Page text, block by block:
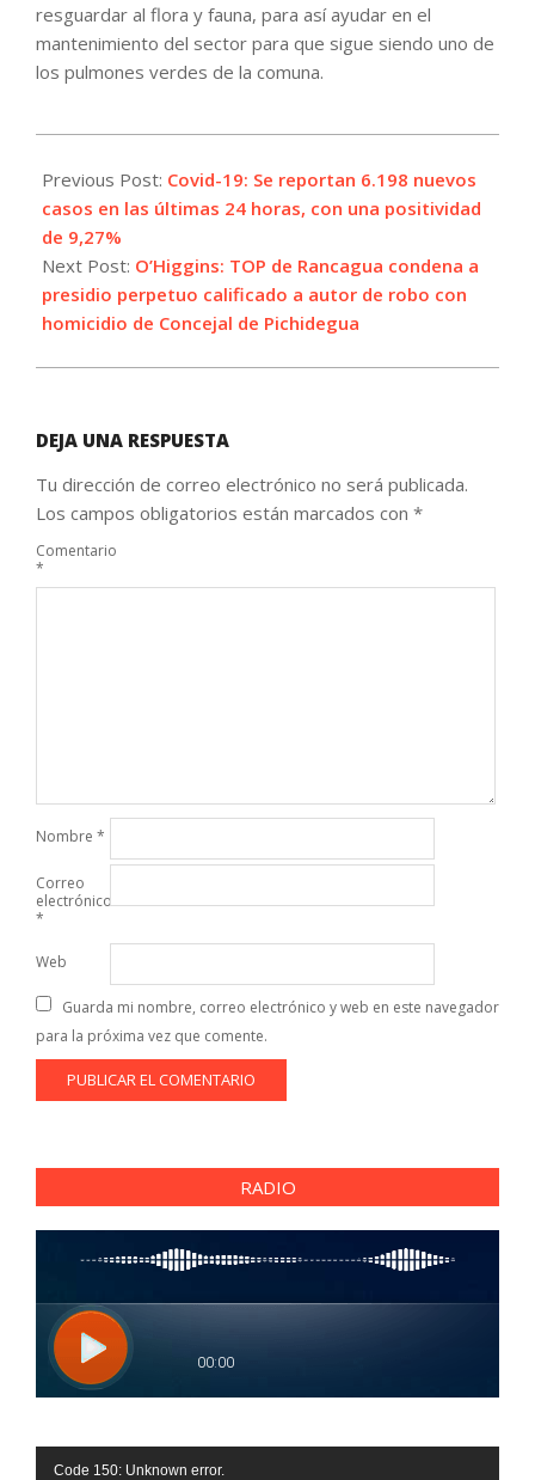
resguardar al flora y fauna, para así ayudar en el
mantenimiento del sector para que sigue siendo uno de
los pulmones verdes de la comuna.
05-
20
Previous Post: Covid-19: Se reportan 6.198 nuevos
casos en las últimas 24 horas, con una positividad
de 9,27%
Next Post: O’Higgins: TOP de Rancagua condena a
presidio perpetuo calificado a autor de robo con
homicidio de Concejal de Pichidegua
DEJA UNA RESPUESTA
Tu dirección de correo electrónico no será publicada.
Los campos obligatorios están marcados con *
Comentario
*
Nombre *
Correo
electrónico
*
Web
Guarda mi nombre, correo electrónico y web en este navegador
para la próxima vez que comente.
RADIO
Reproductor
Code 150: Unknown error.